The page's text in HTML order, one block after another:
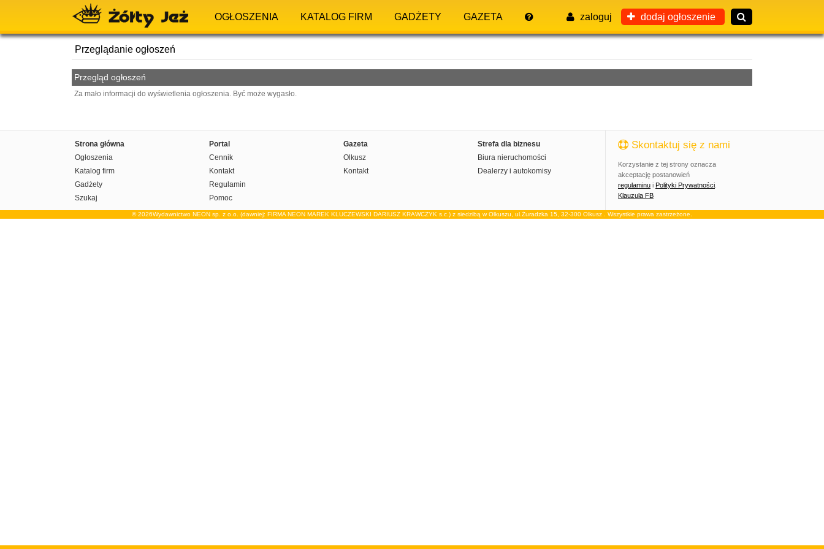
OGŁOSZENIA KATALOG FIRM GADŻETY GAZETA zaloguj dodaj ogłoszenie
Przeglądanie ogłoszeń
Przegląd ogłoszeń
Za mało informacji do wyświetlenia ogłoszenia. Być może wygasło.
Strona główna
Ogłoszenia
Katalog firm
Gadżety
Szukaj
Portal
Cennik
Kontakt
Regulamin
Pomoc
Gazeta
Olkusz
Kontakt
Strefa dla biznesu
Biura nieruchomości
Dealerzy i autokomisy
Skontaktuj się z nami
Korzystanie z tej strony oznacza
akceptację postanowień
regulaminu i Polityki Prywatności
Klauzula FB
© 2026Wydawnictwo NEON sp. z o.o. (dawniej: FIRMA NEON MAREK KLUCZEWSKI DARIUSZ KRAWCZYK s.c.) z siedzibą w Olkuszu, ul.Żuradzka 15, 32-300 Olkusz . Wszystkie prawa zastrzeżone.